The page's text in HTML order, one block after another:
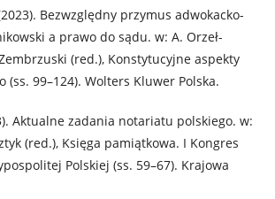
Bezwzględny przymus adwokacko-
a prawo do sądu. w: A. Orzeł-
(red.), Konstytucyjne aspekty
(ss. 99–124). Wolters Kluwer Polska.
Aktualne zadania notariatu polskiego. w:
(red.), Księga pamiątkowa. I Kongres
Polskiej (ss. 59–67). Krajowa